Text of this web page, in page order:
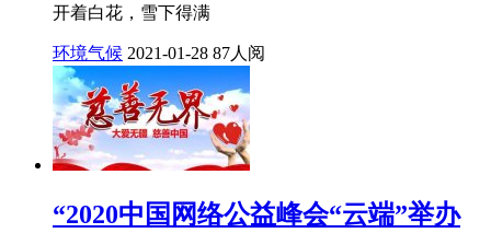
开着白花，雪下得满
环境气候 2021-01-28 87人阅
“2020中国网络公益峰会“云端”举办